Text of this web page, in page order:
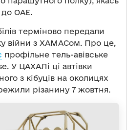
до ОАЕ.
терміново передали
війни з ХАМАСом. Про це,
профільне тель-авівське
У ЦАХАЛі ці автівки
з кібуців на околицях
різанину 7 жовтня.